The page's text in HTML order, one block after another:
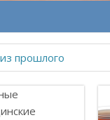
прошлого